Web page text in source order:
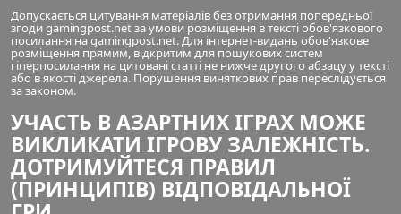
Допускається цитування матеріалів без отримання попередньої
згоди gamingpost.net за умови розміщення в тексті обов'язкового
посилання на gamingpost.net. Для інтернет-видань обов'язкове
розміщення прямим, відкритим для пошукових систем
гіперпосилання на цитовані статті не нижче другого абзацу у тексті
або в якості джерела. Порушення виняткових прав переслідується
за законом.
УЧАСТЬ В АЗАРТНИХ ІГРАХ МОЖЕ
ВИКЛИКАТИ ІГРОВУ ЗАЛЕЖНІСТЬ.
ДОТРИМУЙТЕСЯ ПРАВИЛ
(ПРИНЦИПІВ) ВІДПОВІДАЛЬНОЇ